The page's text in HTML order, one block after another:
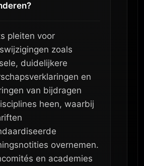
pleiten voor
zoals
duidelijkere
en
van bijdragen
heen, waarbij
overnemen.
en academies